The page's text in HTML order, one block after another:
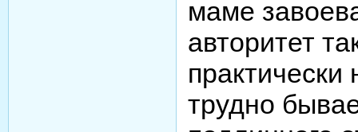
маме
авторитет
трудно